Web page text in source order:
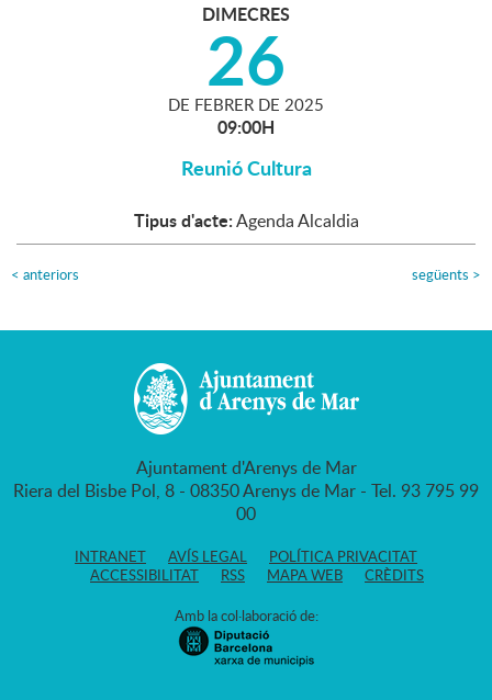
DIMECRES
26
DE FEBRER DE 2025
09:00H
Reunió Cultura
Tipus d'acte:Agenda Alcaldia
< anteriors següents >
Ajuntament d'Arenys de Mar
Riera del Bisbe Pol, 8 - 08350 Arenys de Mar - Tel. 93 795 99
00
INTRANET AVÍS LEGAL
POLÍTICA PRIVACITAT
ACCESSIBILITAT
RSS MAPA WEB CRÈDITS
Amb la col·laboració de: